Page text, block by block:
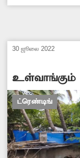
30 ஜூலை 2022
உள்வாங்கும்
ட்ரெண்டிங்